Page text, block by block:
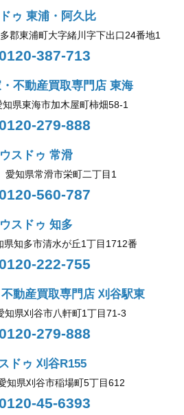
ゥ 東浦・阿久比
郡東浦町大字緒川字下出口24番地1
387-713
不動産買取専門店 東海
県東海市加木屋町柿畑58-1
279-888
スドゥ 常滑
知県常滑市栄町二丁目1
560-787
スドゥ 知多
知多市清水が丘1丁目1712番
222-755
動産買取専門店 刈谷駅東
県刈谷市八軒町1丁目71-3
279-888
ドゥ 刈谷R155
県刈谷市稲場町5丁目612
45-6393